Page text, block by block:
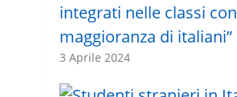
integrati nelle classi con
maggioranza di italiani”
3 Aprile 2024